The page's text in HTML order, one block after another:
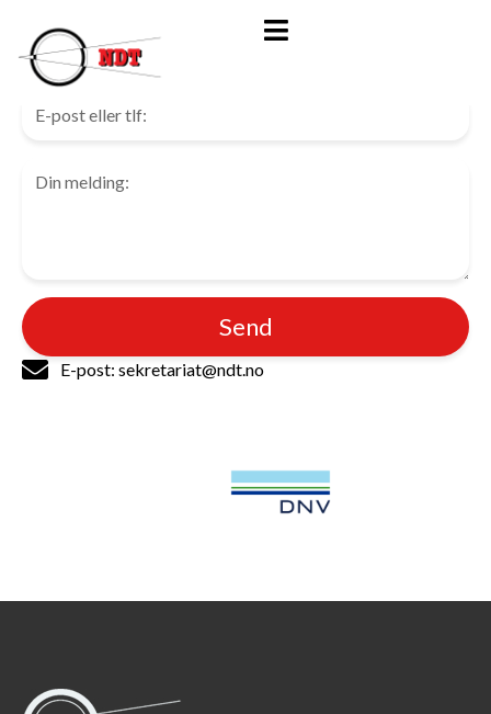
Kontakt oss
Send
E-post: sekretariat@ndt.no